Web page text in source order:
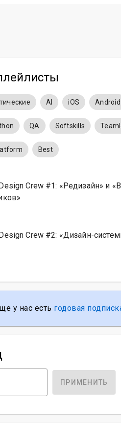
AI iOS Android
QA Softskills
Best
Crew #1: «Редизайн» и
Crew #2: «Дизайн-
у нас есть годовая
ПРИМЕНИТЬ